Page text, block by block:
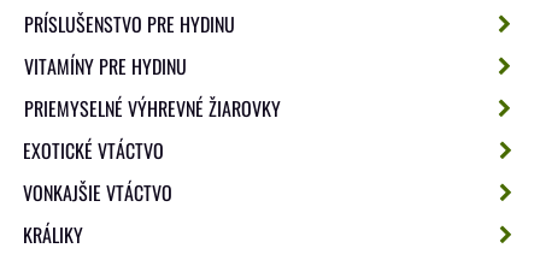
PRÍSLUŠENSTVO PRE HYDINU
VITAMÍNY PRE HYDINU
PRIEMYSELNÉ VÝHREVNÉ ŽIAROVKY
EXOTICKÉ VTÁCTVO
VONKAJŠIE VTÁCTVO
KRÁLIKY